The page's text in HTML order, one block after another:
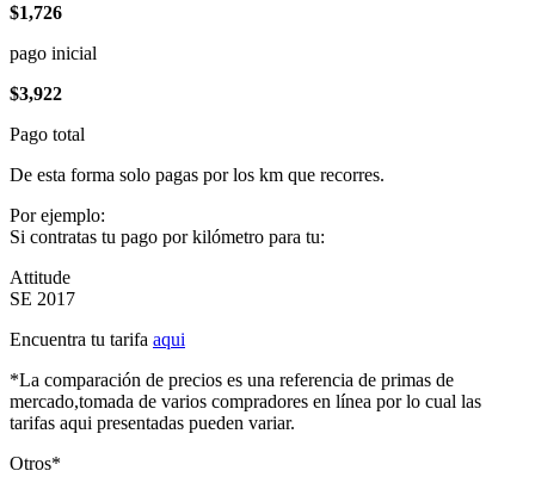
$1,726
pago inicial
$3,922
Pago total
De esta forma solo pagas por los km que recorres.
Por ejemplo:
Si contratas tu pago por kilómetro para tu:
Attitude
SE 2017
Encuentra tu tarifa aqui
*La comparación de precios es una referencia de primas de
mercado,tomada de varios compradores en línea por lo cual las
tarifas aqui presentadas pueden variar.
Otros*